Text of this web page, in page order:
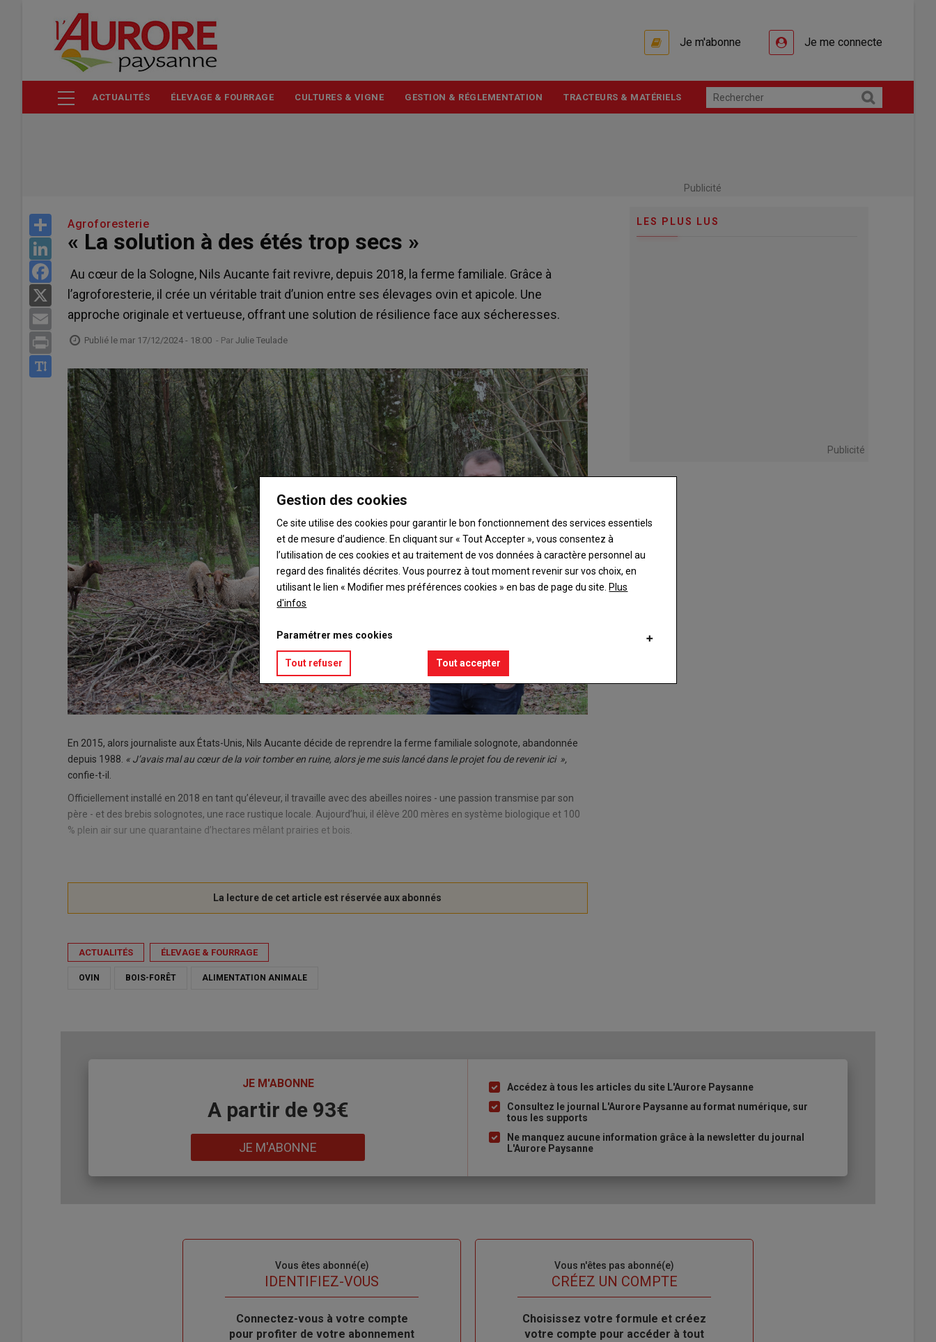
contenu
Je m'abonne Je me connecte
ACTUALITÉS ÉLEVAGE & FOURRAGE CULTURES & VIGNE GESTION & RÉGLEMENTATION TRACTEURS & MATÉRIELS
Publicité
Share
LinkedIn
Facebook
Email
Print
Agroforesterie
« La solution à des étés trop secs »
Au cœur de la Sologne, Nils Aucante fait revivre, depuis 2018, la ferme familiale. Grâce à
l’agroforesterie, il crée un véritable trait d’union entre ses élevages ovin et apicole. Une
approche originale et vertueuse, offrant une solution de résilience face aux sécheresses.
Publié le mar 17/12/2024 - 18:00 - Par Julie Teulade
En 2015, alors journaliste aux États-Unis, Nils Aucante décide de reprendre la ferme familiale solognote, abandonnée
depuis 1988. « J’avais mal au cœur de la voir tomber en ruine, alors je me suis lancé dans le projet fou de revenir ici »,
confie-t-il.
Officiellement installé en 2018 en tant qu’éleveur, il travaille avec des abeilles noires - une passion transmise par son
père - et des brebis solognotes, une race rustique locale. Aujourd’hui, il élève 200 mères en système biologique et 100
% plein air sur une quarantaine d’hectares mêlant prairies et bois.
ACTUALITÉS ÉLEVAGE & FOURRAGE
OVIN BOIS-FORÊT ALIMENTATION ANIMALE
LES PLUS LUS
Publicité
JE M'ABONNE
A partir de 93€
JE M'ABONNE
Liste
à
puce
Accédez à tous les articles du site L'Aurore Paysanne
Consultez le journal L'Aurore Paysanne au format numérique, sur
tous les supports
Ne manquez aucune information grâce à la newsletter du journal
L'Aurore Paysanne
Vous êtes abonné(e)
IDENTIFIEZ-VOUS
Body
Connectez-vous à votre compte
pour profiter de votre abonnement
Vous n'êtes pas abonné(e)
TITRECRÉEZ UN COMPTE
Body
Choisissez votre formule et créez
votre compte pour accéder à tout
Gestion des cookies
Ce site utilise des cookies pour garantir le bon fonctionnement des services essentiels
et de mesure d’audience. En cliquant sur « Tout Accepter », vous consentez à
l’utilisation de ces cookies et au traitement de vos données à caractère personnel au
regard des finalités décrites. Vous pourrez à tout moment revenir sur vos choix, en
utilisant le lien « Modifier mes préférences cookies » en bas de page du site. Plus
d'infos
Paramétrer mes cookies
Tout refuser Tout accepter